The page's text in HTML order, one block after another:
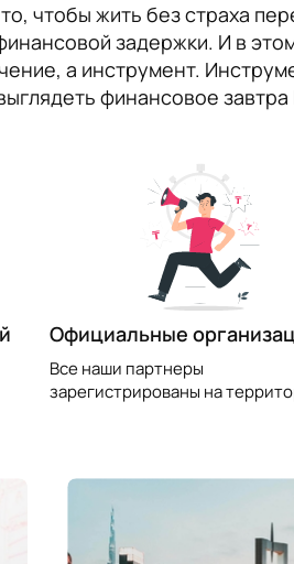
чтобы жить без страха
задержки. И в
а инструмент.
финансовое завтра
Официальные
Все наши партнеры
зарегистрированы на